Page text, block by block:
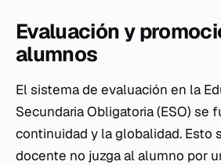
Evaluación y
alumnos
El sistema de evaluación en la
Secundaria Obligatoria (ESO) se
continuidad y la globalidad. Esto
docente no juzga al alumno por